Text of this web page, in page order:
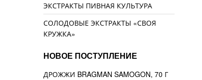
ЭКСТРАКТЫ ПИВНАЯ КУЛЬТУРА
СОЛОДОВЫЕ ЭКСТРАКТЫ «СВОЯ
КРУЖКА»
НОВОЕ ПОСТУПЛЕНИЕ
ДРОЖЖИ BRAGMAN SAMOGON, 70 Г